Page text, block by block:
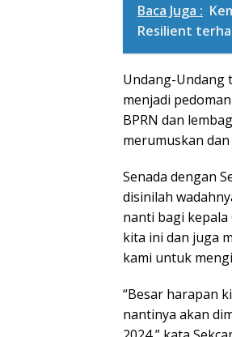
Baca Juga :
Resilient
Undang-Undang
menjadi
BPRN dan
merumuskan
Senada dengan
disinilah
nanti bagi kepala
kita ini dan juga
kami untuk
“Besar harapan
nantinya akan